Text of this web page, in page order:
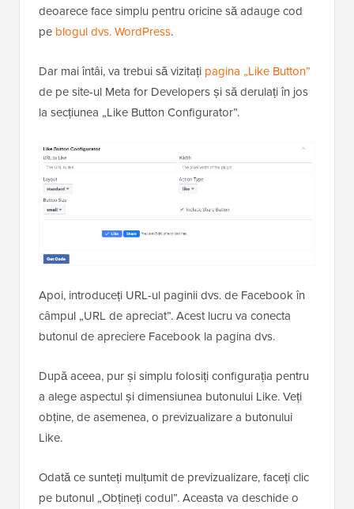
deoarece face simplu pentru oricine să adauge cod
pe blogul dvs. WordPress.
Dar mai întâi, va trebui să vizitați pagina „Like Button”
de pe site-ul Meta for Developers și să derulați în jos
la secțiunea „Like Button Configurator”.
Apoi, introduceți URL-ul paginii dvs. de Facebook în
câmpul „URL de apreciat”. Acest lucru va conecta
butonul de apreciere Facebook la pagina dvs.
După aceea, pur și simplu folosiți configurația pentru
a alege aspectul și dimensiunea butonului Like. Veți
obține, de asemenea, o previzualizare a butonului
Like.
Odată ce sunteți mulțumit de previzualizare, faceți clic
pe butonul „Obțineți codul”. Aceasta va deschide o